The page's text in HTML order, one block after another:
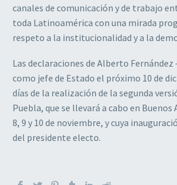
canales de comunicación y de trabajo
toda Latinoamérica con una mirada
respeto a la institucionalidad y a la
Las declaraciones de Alberto Fernández
como jefe de Estado el próximo 10 de
días de la realización de la segunda
Puebla, que se llevará a cabo en
8, 9 y 10 de noviembre, y cuya
del presidente electo.